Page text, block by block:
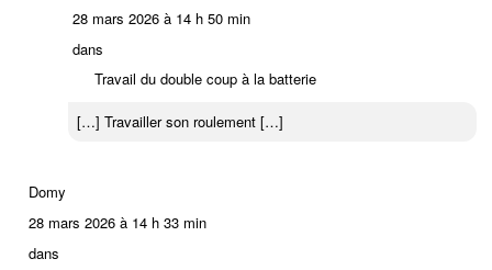
28 mars 2026 à 14 h 50 min
dans
Travail du double coup à la batterie
[…] Travailler son roulement […]
Domy
28 mars 2026 à 14 h 33 min
dans